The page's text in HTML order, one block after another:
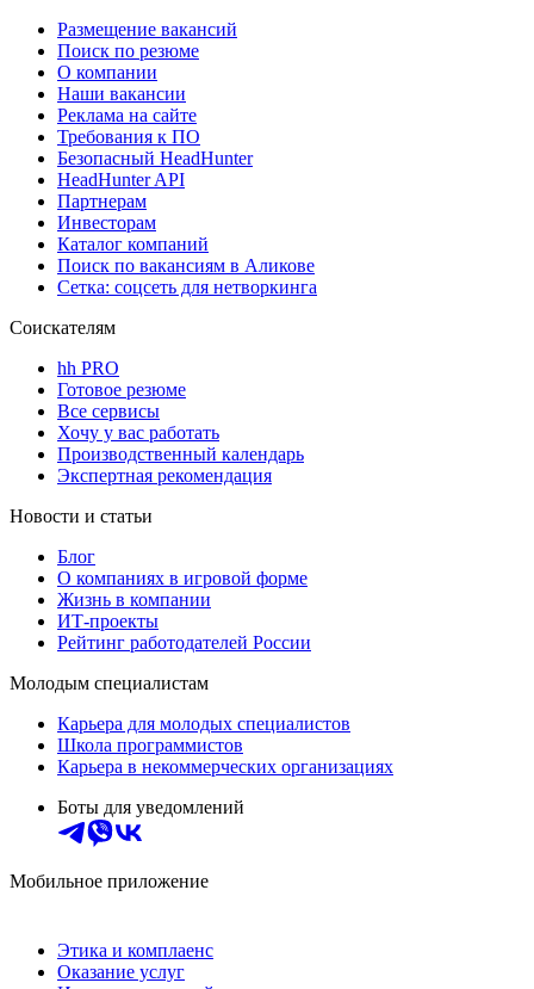
Размещение вакансий
Поиск по резюме
О компании
Наши вакансии
Реклама на сайте
Требования к ПО
Безопасный HeadHunter
HeadHunter API
Партнерам
Инвесторам
Каталог компаний
Поиск по вакансиям в Аликове
Сетка: соцсеть для нетворкинга
Соискателям
hh PRO
Готовое резюме
Все сервисы
Хочу у вас работать
Производственный календарь
Экспертная рекомендация
Новости и статьи
Блог
О компаниях в игровой форме
Жизнь в компании
ИТ-проекты
Рейтинг работодателей России
Молодым специалистам
Карьера для молодых специалистов
Школа программистов
Карьера в некоммерческих организациях
Боты для уведомлений
Мобильное приложение
Этика и комплаенс
Оказание услуг